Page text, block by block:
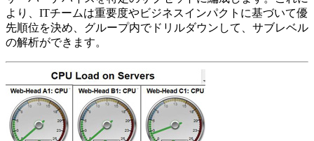
より、ITチームは重要度やビジネスインパクトに基づいて優
先順位を決め、グループ内でドリルダウンして、サブレベル
の解析ができます。